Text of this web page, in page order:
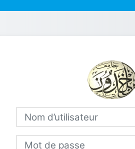
Nom d’utilisateur
Mot de passe